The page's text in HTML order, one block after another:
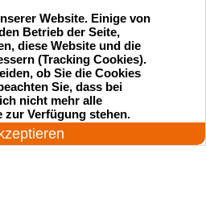
Einsatzgebiete
Preise
Website. Einige von
Betrieb der Seite,
diese Website und die
(Tracking Cookies).
ob Sie die Cookies
Sie, dass bei
nicht mehr alle
zur Verfügung stehen.